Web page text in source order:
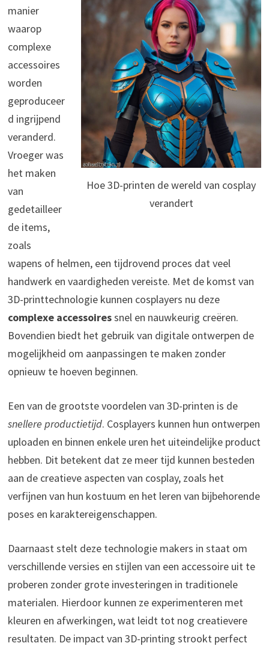
Hoe 3D-printen de wereld van cosplay
verandert
manier
waarop
complexe
accessoires
worden
geproduceer
d ingrijpend
veranderd.
Vroeger was
het maken
van
gedetailleer
de items,
zoals
wapens of helmen, een tijdrovend proces dat veel
handwerk en vaardigheden vereiste. Met de komst van
3D-printtechnologie kunnen cosplayers nu deze
complexe accessoiressnel en nauwkeurig creëren.
Bovendien biedt het gebruik van digitale ontwerpen de
mogelijkheid om aanpassingen te maken zonder
opnieuw te hoeven beginnen.
Een van de grootste voordelen van 3D-printen is de
snellere productietijd. Cosplayers kunnen hun ontwerpen
uploaden en binnen enkele uren het uiteindelijke product
hebben. Dit betekent dat ze meer tijd kunnen besteden
aan de creatieve aspecten van cosplay, zoals het
verfijnen van hun kostuum en het leren van bijbehorende
poses en karaktereigenschappen.
Daarnaast stelt deze technologie makers in staat om
verschillende versies en stijlen van een accessoire uit te
proberen zonder grote investeringen in traditionele
materialen. Hierdoor kunnen ze experimenteren met
kleuren en afwerkingen, wat leidt tot nog creatievere
resultaten. De impact van 3D-printing strookt perfect